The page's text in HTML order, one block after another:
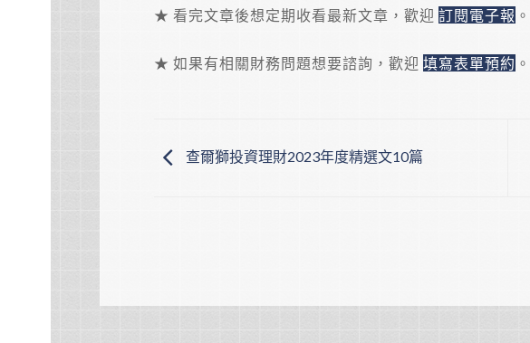
★ 看完文章後想定期收看最新文章，歡迎 訂閱電子報 。
★ 如果有相關財務問題想要諮詢，歡迎 填寫表單預約 。
查爾獅投資理財2023年度精選文10篇